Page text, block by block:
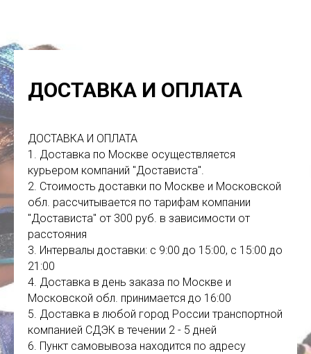
ДОСТАВКА И ОПЛАТА
ДОСТАВКА И ОПЛАТА
1. Доставка по Москве осуществляется
курьером компаний "Достависта".
2. Стоимость доставки по Москве и Московской
обл. рассчитывается по тарифам компании
"Достависта" от 300 руб. в зависимости от
расстояния
3. Интервалы доставки: с 9:00 до 15:00, с 15:00 до
21:00
4. Доставка в день заказа по Москве и
Московской обл. принимается до 16:00
5. Доставка в любой город России транспортной
компанией СДЭК в течении 2 - 5 дней
6. Пункт самовывоза находится по адресу